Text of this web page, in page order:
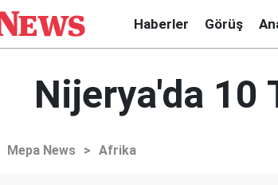
Haberler Görüş
Nijerya'da 10
Mepa News > Afrika